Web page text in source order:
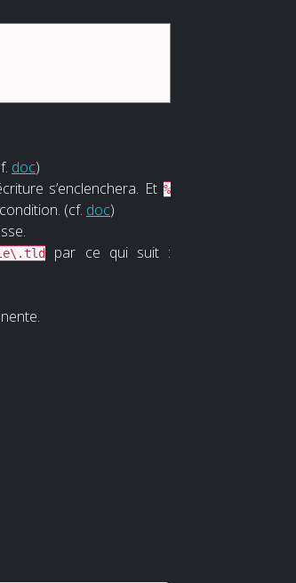
doc)
s’enclenchera. Et %
(cf. doc)
par ce qui suit :